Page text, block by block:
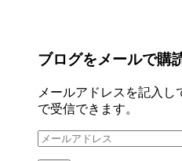
ブログをメールで購
メールアドレスを記入
で受信できます。
メ